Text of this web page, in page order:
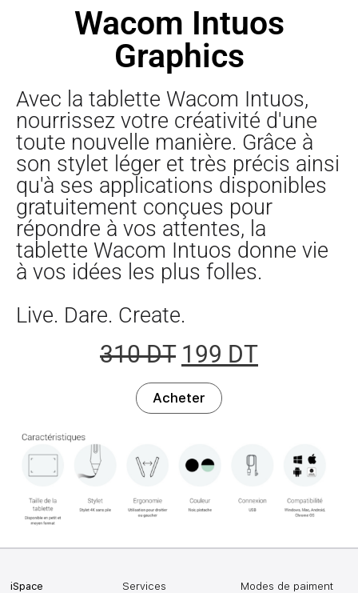
Wacom Intuos
Graphics
Avec la tablette Wacom Intuos,
nourrissez votre créativité d'une
toute nouvelle manière. Grâce à
son stylet léger et très précis ainsi
qu'à ses applications disponibles
gratuitement conçues pour
répondre à vos attentes, la
tablette Wacom Intuos donne vie
à vos idées les plus folles.
Live. Dare. Create.
310DT 199 DT
Acheter
iSpace
Services
Modes de paiment